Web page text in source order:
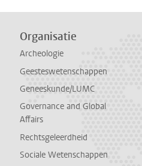
Organisatie
Archeologie
Geesteswetenschappen
Geneeskunde/LUMC
Governance and Global
Affairs
Rechtsgeleerdheid
Sociale Wetenschappen